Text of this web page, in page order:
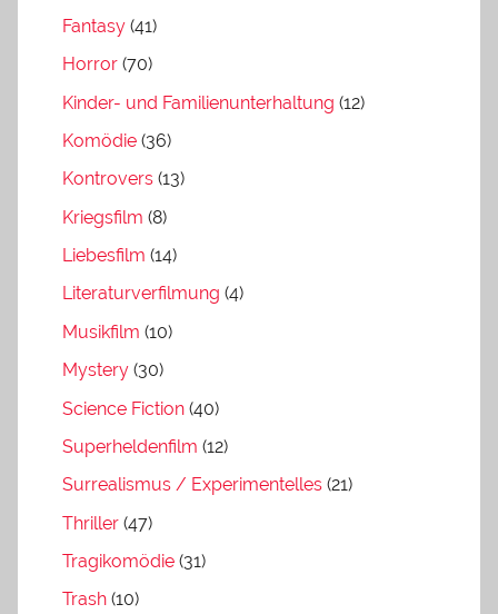
Fantasy (41)
Horror (70)
Kinder- und Familienunterhaltung (12)
Komödie (36)
Kontrovers (13)
Kriegsfilm (8)
Liebesfilm (14)
Literaturverfilmung (4)
Musikfilm (10)
Mystery (30)
Science Fiction (40)
Superheldenfilm (12)
Surrealismus / Experimentelles (21)
Thriller (47)
Tragikomödie (31)
Trash (10)